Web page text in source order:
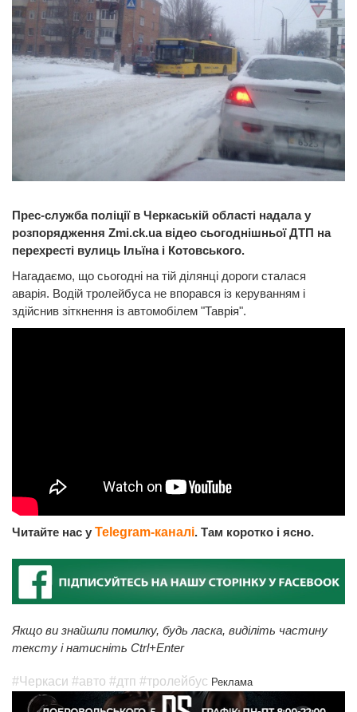
Прес-служба поліції в Черкаській області надала у
розпорядження Zmi.ck.ua відео сьогоднішньої ДТП на
перехресті вулиць Ільїна і Котовського.
Нагадаємо, що сьогодні на тій ділянці дороги сталася
аварія. Водій тролейбуса не впорався із керуванням і
здійснив зіткнення із автомобілем "Таврія".
Читайте нас у Telegram-каналі. Там коротко і ясно.
Якщо ви знайшли помилку, будь ласка, виділіть частину
тексту і натисніть Ctrl+Enter
#Черкаси #авто #дтп #тролейбус Реклама